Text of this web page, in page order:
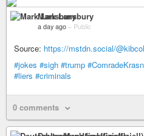
Mark Lansbury
a day ago – Public
Source: https://mstdn.social/
#jokes #sigh #trump
#liers #criminals
0 comments